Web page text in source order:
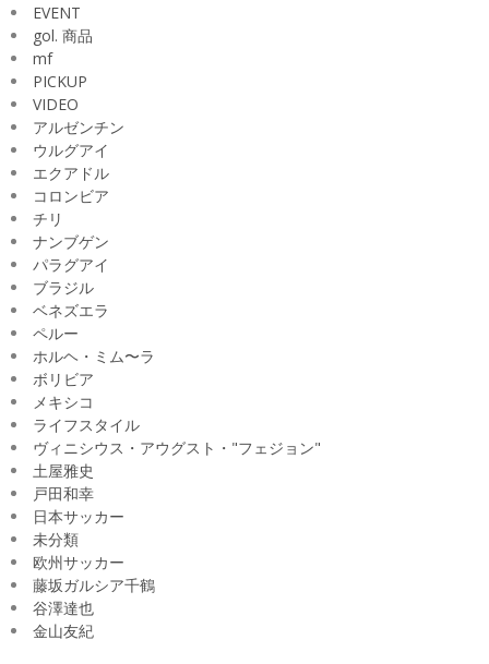
EVENT
gol. 商品
mf
PICKUP
VIDEO
アルゼンチン
ウルグアイ
エクアドル
コロンビア
チリ
ナンブゲン
パラグアイ
ブラジル
ベネズエラ
ペルー
ホルヘ・ミム〜ラ
ボリビア
メキシコ
ライフスタイル
ヴィニシウス・アウグスト・"フェジョン"
土屋雅史
戸田和幸
日本サッカー
未分類
欧州サッカー
藤坂ガルシア千鶴
谷澤達也
金山友紀